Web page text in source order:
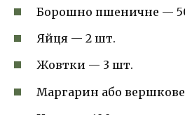
Борошно пшеничне —
Яйця — 2 шт.
Жовтки — 3 шт.
Маргарин або